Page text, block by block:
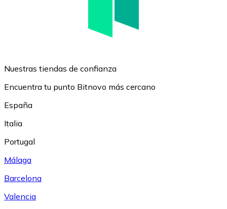
Nuestras tiendas de confianza
Encuentra tu punto Bitnovo más cercano
España
Italia
Portugal
Málaga
Barcelona
Valencia